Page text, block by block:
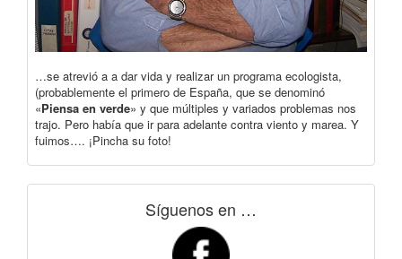
…se atrevió a a dar vida y realizar un programa ecologista,
(probablemente el primero de España, que se denominó
«Piensa en verde» y que múltiples y variados problemas nos
trajo. Pero había que ir para adelante contra viento y marea. Y
fuimos…. ¡Pincha su foto!
Síguenos en …